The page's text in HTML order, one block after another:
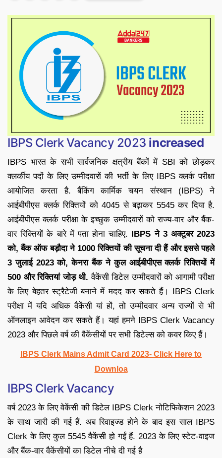
IBPS Clerk Vacancy 2023 increased
IBPS भारत के सभी सार्वजनिक क्षत्रीय बैंकों में SBI को छोड़कर
क्लर्कीय पदों के लिए उम्मीदवारों की भर्ती के लिए IBPS क्लर्क परीक्षा
आयोजित करता है. बैंकिंग कार्मिक चयन संस्थान (IBPS) ने
आईबीपीएस क्लर्क रिक्तियों को 4045 से बढ़ाकर 5545 कर दिया है.
आईबीपीएस क्लर्क परीक्षा के इच्छुक उम्मीदवारों को राज्य-वार और बैंक-
वार रिक्तियों के बारे में पता होना चाहिए. IBPS ने 3 अक्टूबर 2023
को, बैंक ऑफ बड़ौदा ने 1000 रिक्तियों की सूचना दी हैं और इससे पहले
3 जुलाई 2023 को, केनरा बैंक ने कुल आईबीपीएस क्लर्क रिक्तियों में
500 और रिक्तियां जोड़ थी.वैकेंसी डिटेल उम्मीदवारों को आगामी परीक्षा
के लिए बेहतर स्ट्रैटेजी बनाने में मदद कर सकते हैं। IBPS Clerk
परीक्षा में यदि अधिक वैकेंसी यां हों, तो उम्मीदवार अन्य राज्यों से भी
ऑनलाइन आवेदन कर सकते हैं। यहां हमने IBPS Clerk Vacancy
2023 और पिछले वर्ष की वैकेंसीयों पर सभी डिटेल्स को कवर किए हैं।
IBPS Clerk Mains Admit Card 2023- Click Here to
Downloa
IBPS Clerk Vacancy
वर्ष 2023 के लिए वेकेंसी की डिटेल IBPS Clerk नोटिफिकेशन 2023
के साथ जारी की गई हैं. अब रिवाइज्ड होने के बाद इस साल IBPS
Clerk के लिए कुल 5545 वैकेंसी हो गईं हैं. 2023 के लिए स्टेट-वाइज
और बैंक-वार वैकेंसीयों का डिटेल नीचे दी गई है